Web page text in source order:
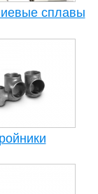
сплавы